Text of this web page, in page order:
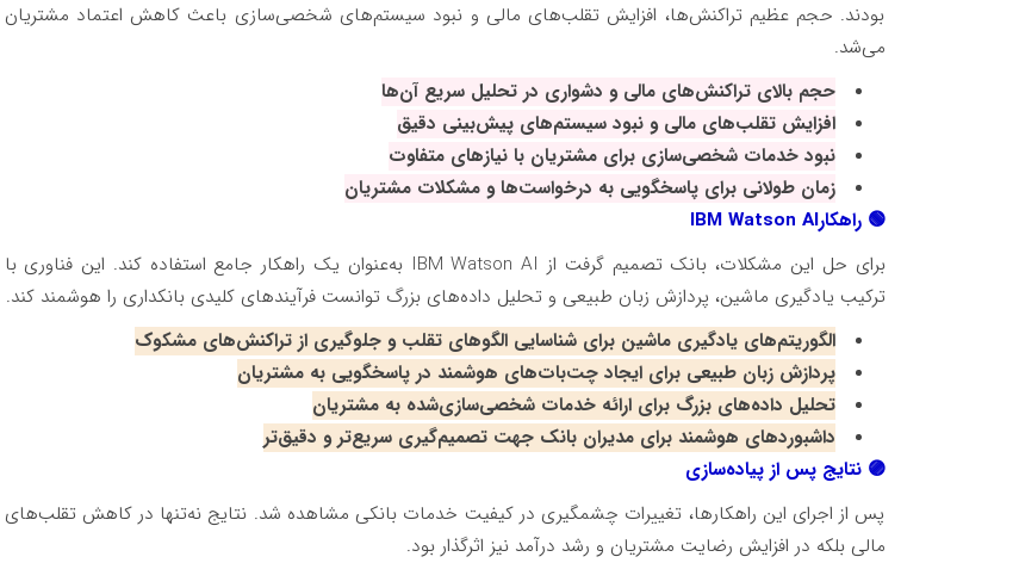
بودند. حجم عظیم تراکنش‌ها، افزایش تقلب‌های مالی و نبود سیستم‌های شخصی‌سازی باعث کاهش اعتماد مشتریان
می‌شد.
حجم بالای تراکنش‌های مالی و دشواری در تحلیل سریع آن‌ها
افزایش تقلب‌های مالی و نبود سیستم‌های پیش‌بینی دقیق
نبود خدمات شخصی‌سازی برای مشتریان با نیازهای متفاوت
زمان طولانی برای پاسخگویی به درخواست‌ها و مشکلات مشتریان
🟢 راهکارIBM Watson AI
برای حل این مشکلات، بانک تصمیم گرفت از IBM Watson AIبه‌عنوان یک راهکار جامع استفاده کند. این فناوری با
ترکیب یادگیری ماشین، پردازش زبان طبیعی و تحلیل داده‌های بزرگ توانست فرآیندهای کلیدی بانکداری را هوشمند کند.
الگوریتم‌های یادگیری ماشین برای شناسایی الگوهای تقلب و جلوگیری از تراکنش‌های مشکوک
پردازش زبان طبیعی برای ایجاد چت‌بات‌های هوشمند در پاسخگویی به مشتریان
تحلیل داده‌های بزرگ برای ارائه خدمات شخصی‌سازی‌شده به مشتریان
داشبوردهای هوشمند برای مدیران بانک جهت تصمیم‌گیری سریع‌تر و دقیق‌تر
🟣 نتایج پس از پیاده‌سازی
پس از اجرای این راهکارها، تغییرات چشمگیری در کیفیت خدمات بانکی مشاهده شد. نتایج نه‌تنها در کاهش تقلب‌های
مالی بلکه در افزایش رضایت مشتریان و رشد درآمد نیز اثرگذار بود.